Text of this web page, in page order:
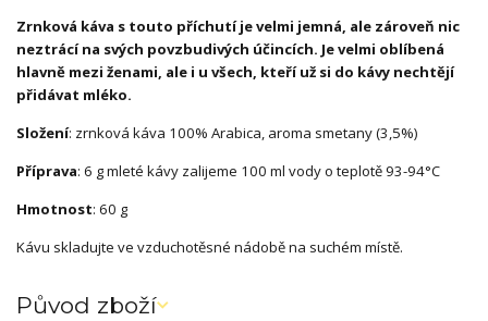
Zrnková káva s touto příchutí je velmi jemná, ale zároveň nic
neztrácí na svých povzbudivých účincích. Je velmi oblíbená
hlavně mezi ženami, ale i u všech, kteří už si do kávy nechtějí
přidávat mléko.
Složení: zrnková káva 100% Arabica, aroma smetany (3,5%)
Příprava: 6 g mleté kávy zalijeme 100 ml vody o teplotě 93-94°C
Hmotnost: 60 g
Kávu skladujte ve vzduchotěsné nádobě na suchém místě.
Původ zboží